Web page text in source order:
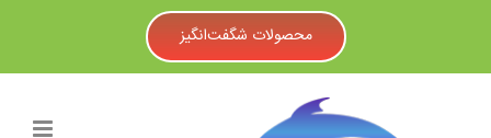
محصولات شگفت‌انگیز